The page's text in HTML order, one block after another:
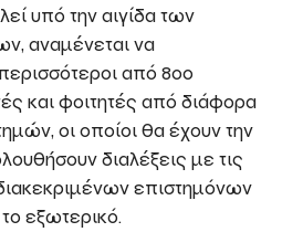
υπό την αιγίδα των
αναμένεται να
από 800
και φοιτητές από διάφορα
οι οποίοι θα έχουν την
διαλέξεις με τις
επιστημόνων
εξωτερικό.